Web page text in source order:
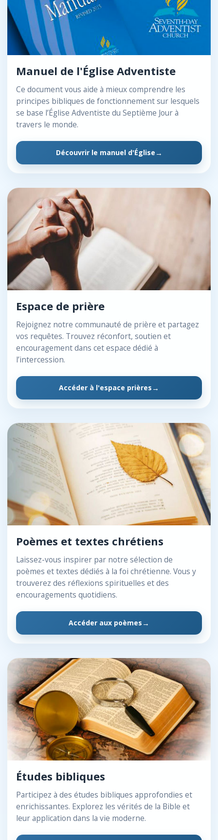
Manuel de l'Église Adventiste
Ce document vous aide à mieux comprendre les
principes bibliques de fonctionnement sur lesquels
se base l’Église Adventiste du Septième Jour à
travers le monde.
Découvrir le manuel d'Église
Espace de prière
Rejoignez notre communauté de prière et partagez
vos requêtes. Trouvez réconfort, soutien et
encouragement dans cet espace dédié à
l’intercession.
Accéder à l'espace prières
Poèmes et textes chrétiens
Laissez-vous inspirer par notre sélection de
poèmes et textes dédiés à la foi chrétienne. Vous y
trouverez des réflexions spirituelles et des
encouragements quotidiens.
Accéder aux poèmes
Études bibliques
Participez à des études bibliques approfondies et
enrichissantes. Explorez les vérités de la Bible et
leur application dans la vie moderne.